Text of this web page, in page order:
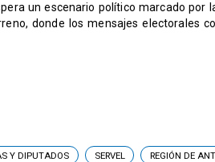
un escenario político marcado por
donde los mensajes electorales
Y DIPUTADOS SERVEL REGIÓN DE